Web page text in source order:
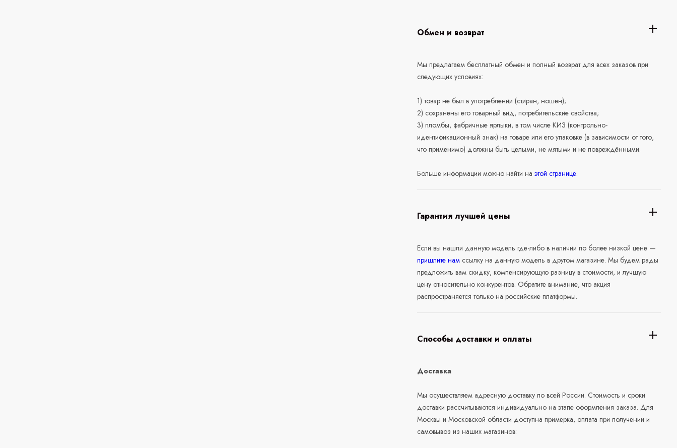
Обмен и возврат
Мы предлагаем бесплатный обмен и полный возврат для всех заказов при
следующих условиях:
1) товар не был в употреблении (стиран, ношен);
2) сохранены его товарный вид, потребительские свойства;
3) пломбы, фабричные ярлыки, в том числе КИЗ (контрольно-
идентификационный знак) на товаре или его упаковке (в зависимости от того,
что применимо) должны быть целыми, не мятыми и не повреждёнными.
Больше информации можно найти наэтой странице.
Гарантия лучшей цены
Если вы нашли данную модель где-либо в наличии по более низкой цене —
пришлите нам ссылку на данную модель в другом магазине. Мы будем рады
предложить вам скидку, компенсирующую разницу в стоимости, и лучшую
цену относительно конкурентов. Обратите внимание, что акция
распространяется только на российские платформы.
Способы доставки и оплаты
Доставка
Мы осуществляем адресную доставку по всей России. Стоимость и сроки
доставки рассчитываются индивидуально на этапе оформления заказа. Для
Москвы и Московской области доступна примерка, оплата при получении и
самовывоз из наших магазинов: